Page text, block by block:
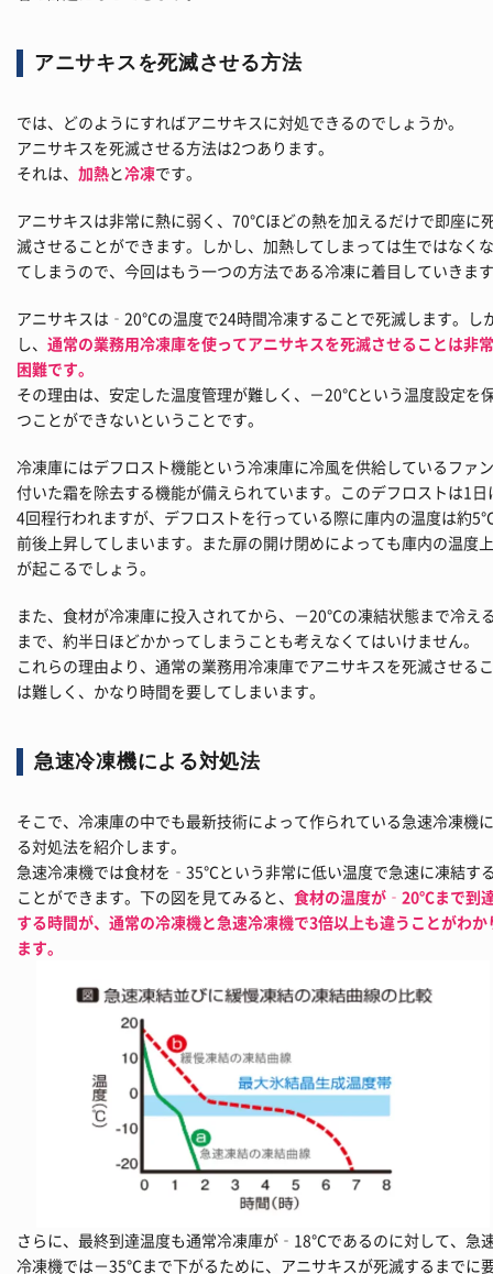
アニサキスを死滅させる方法
では、どのようにすればアニサキスに対処できるのでしょうか。
アニサキスを死滅させる方法は2つあります。
それは、 加熱と 冷凍です。
アニサキスは非常に熱に弱く、70℃ほどの熱を加えるだけで即座に
滅させることができます。しかし、加熱してしまっては生ではなく
てしまうので、今回はもう一つの方法である冷凍に着目していきま
アニサキスは‐20℃の温度で24時間冷凍することで死滅します。し
し、 通常の業務用冷凍庫を使ってアニサキスを死滅させることは非
困難です。
その理由は、安定した温度管理が難しく、－20℃という温度設定を
つことができないということです。
冷凍庫にはデフロスト機能という冷凍庫に冷風を供給しているファ
付いた霜を除去する機能が備えられています。このデフロストは1日
4回程行われますが、デフロストを行っている際に庫内の温度は約
前後上昇してしまいます。また扉の開け閉めによっても庫内の温度
が起こるでしょう。
また、食材が冷凍庫に投入されてから、－20℃の凍結状態まで冷え
まで、約半日ほどかかってしまうことも考えなくてはいけません。
これらの理由より、通常の業務用冷凍庫でアニサキスを死滅させる
は難しく、かなり時間を要してしまいます。
急速冷凍機による対処法
そこで、冷凍庫の中でも最新技術によって作られている急速冷凍機
る対処法を紹介します。
急速冷凍機では食材を‐35℃という非常に低い温度で急速に凍結す
ことができます。下の図を見てみると、 食材の温度が‐20℃まで到
する時間が、通常の冷凍機と急速冷凍機で3倍以上も違うことがわか
ます。
さらに、最終到達温度も通常冷凍庫が‐18℃であるのに対して、急
冷凍機では－35℃まで下がるために、アニサキスが死滅するまでに